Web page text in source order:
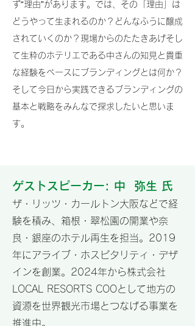
ず“理由”があります。では、その「理由」は
どうやって生まれるのか？どんなふうに醸成
されていくのか？現場からのたたきあげそし
て生粋のホテリエである中さんの知見と貴重
な経験をベースにブランディングとは何か？
そして今日から実践できるブランディングの
基本と戦略をみんなで探求したいと思いま
す。
ゲストスピーカー: 中 弥生 氏
ザ・リッツ・カールトン大阪などで経
験を積み、箱根・翠松園の開業や奈
良・銀座のホテル再生を担当。2019
年にアライブ・ホスピタリティ・デザ
インを創業。2024年から株式会社
LOCAL RESORTS COOとして地方の
資源を世界観光市場とつなげる事業を
推進中。